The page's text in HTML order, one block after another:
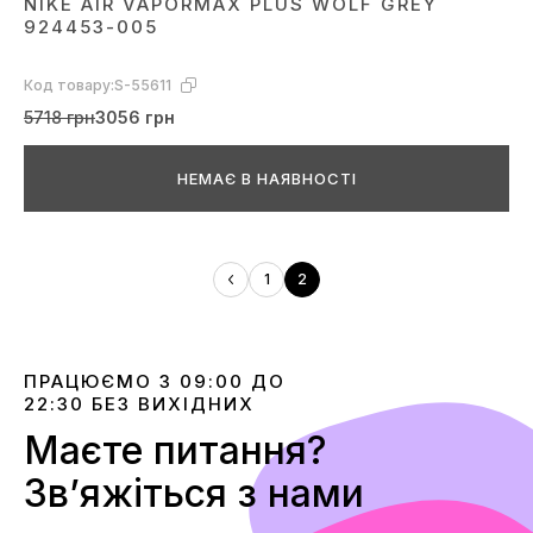
924453-005
Код товару:S-55611
5718 грн3056 грн
НЕМАЄ В НАЯВНОСТІ
1 2
ПРАЦЮЄМО З 09:00 ДО
22:30 БЕЗ ВИХІДНИХ
Маєте питання?
Звʼяжіться з нами